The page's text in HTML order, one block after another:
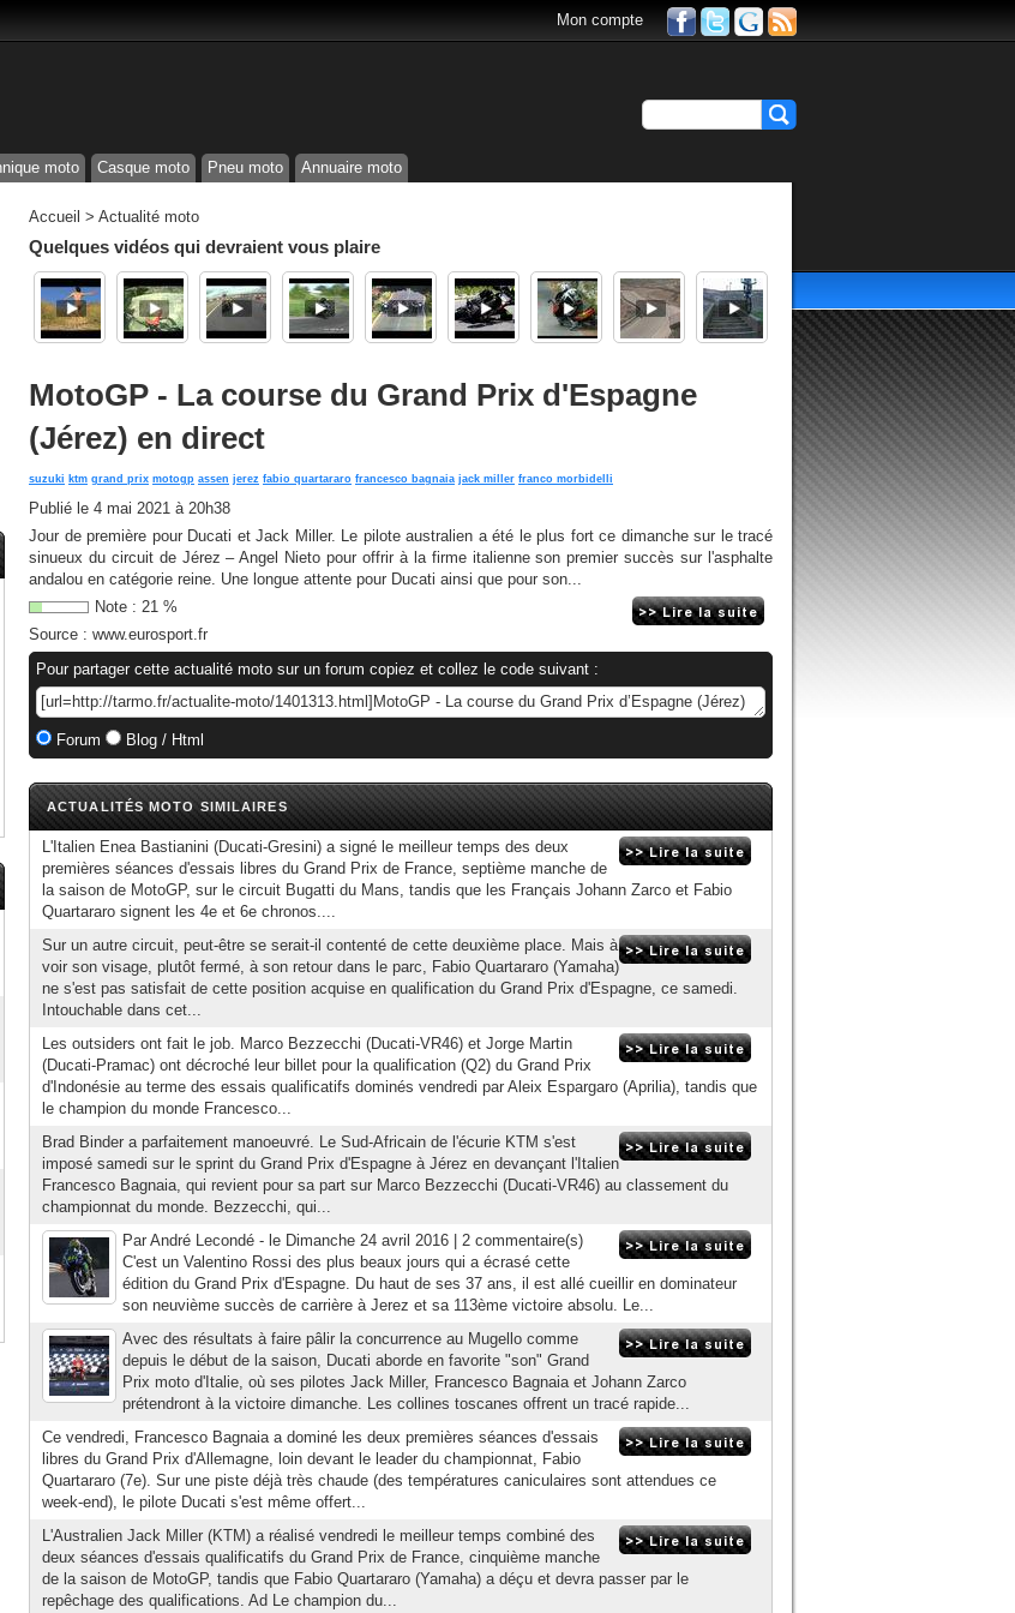
Mon compte
moto Casque moto Pneu moto Annuaire moto
Accueil > Actualité moto
Quelques vidéos qui devraient vous plaire
MotoGP - La course du Grand Prix d'Espagne
(Jérez) en direct
suzuki ktm grand prix motogp assen jerez fabio quartararo francesco bagnaia jack miller franco morbidelli
Publié le 4 mai 2021 à 20h38
Jour de première pour Ducati et Jack Miller. Le pilote australien a été le plus fort ce dimanche sur le tracé
sinueux du circuit de Jérez – Angel Nieto pour offrir à la firme italienne son premier succès sur l'asphalte
andalou en catégorie reine. Une longue attente pour Ducati ainsi que pour son...
Note : 21 %
Source : www.eurosport.fr
Pour partager cette actualité moto sur un forum copiez et collez le code suivant :
Forum Blog / Html
ACTUALITÉS MOTO SIMILAIRES
L'Italien Enea Bastianini (Ducati-Gresini) a signé le meilleur temps des deux
premières séances d'essais libres du Grand Prix de France, septième manche de
la saison de MotoGP, sur le circuit Bugatti du Mans, tandis que les Français Johann Zarco et Fabio
Quartararo signent les 4e et 6e chronos....
Sur un autre circuit, peut-être se serait-il contenté de cette deuxième place. Mais à
voir son visage, plutôt fermé, à son retour dans le parc, Fabio Quartararo (Yamaha)
ne s'est pas satisfait de cette position acquise en qualification du Grand Prix d'Espagne, ce samedi.
Intouchable dans cet...
Les outsiders ont fait le job. Marco Bezzecchi (Ducati-VR46) et Jorge Martin
(Ducati-Pramac) ont décroché leur billet pour la qualification (Q2) du Grand Prix
d'Indonésie au terme des essais qualificatifs dominés vendredi par Aleix Espargaro (Aprilia), tandis que
le champion du monde Francesco...
Brad Binder a parfaitement manoeuvré. Le Sud-Africain de l'écurie KTM s'est
imposé samedi sur le sprint du Grand Prix d'Espagne à Jérez en devançant l'Italien
Francesco Bagnaia, qui revient pour sa part sur Marco Bezzecchi (Ducati-VR46) au classement du
championnat du monde. Bezzecchi, qui...
Par André Lecondé - le Dimanche 24 avril 2016 | 2 commentaire(s)
C'est un Valentino Rossi des plus beaux jours qui a écrasé cette
édition du Grand Prix d'Espagne. Du haut de ses 37 ans, il est allé cueillir en dominateur
son neuvième succès de carrière à Jerez et sa 113ème victoire absolu. Le...
Avec des résultats à faire pâlir la concurrence au Mugello comme
depuis le début de la saison, Ducati aborde en favorite "son" Grand
Prix moto d'Italie, où ses pilotes Jack Miller, Francesco Bagnaia et Johann Zarco
prétendront à la victoire dimanche. Les collines toscanes offrent un tracé rapide...
Ce vendredi, Francesco Bagnaia a dominé les deux premières séances d'essais
libres du Grand Prix d'Allemagne, loin devant le leader du championnat, Fabio
Quartararo (7e). Sur une piste déjà très chaude (des températures caniculaires sont attendues ce
week-end), le pilote Ducati s'est même offert...
L'Australien Jack Miller (KTM) a réalisé vendredi le meilleur temps combiné des
deux séances d'essais qualificatifs du Grand Prix de France, cinquième manche
de la saison de MotoGP, tandis que Fabio Quartararo (Yamaha) a déçu et devra passer par le
repêchage des qualifications. Ad Le champion du...